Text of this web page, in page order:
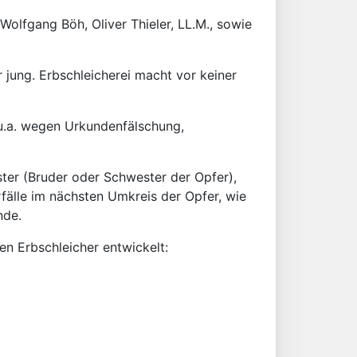
Böh, Oliver Thieler, LL.M., sowie
Erbschleicherei macht vor keiner
wegen Urkundenfälschung,
(Bruder oder Schwester der Opfer),
im nächsten Umkreis der Opfer, wie
Erbschleicher entwickelt: